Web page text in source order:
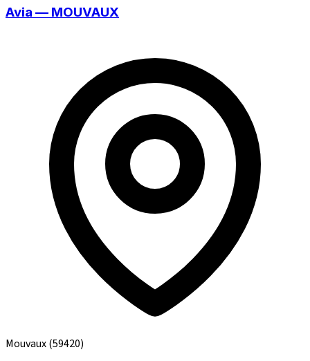
Avia — MOUVAUX
Mouvaux(59420)